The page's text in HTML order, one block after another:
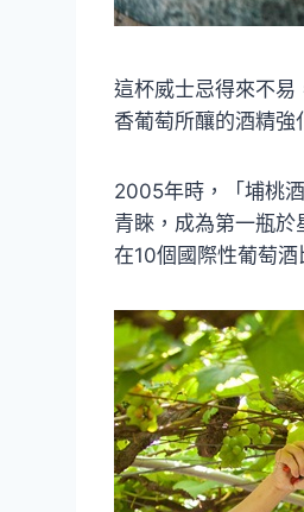
這杯威士忌得來不易
香葡萄所釀的酒精強
2005年時，「埔桃
青睞，成為第一瓶
在10個國際性葡萄酒